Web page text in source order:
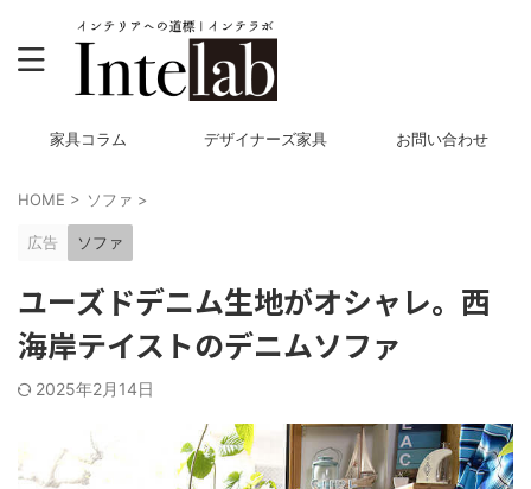
家具コラム デザイナーズ家具 お問い合わせ
HOME > ソファ >
広告 ソファ
ユーズドデニム生地がオシャレ。西
海岸テイストのデニムソファ
2025年2月14日